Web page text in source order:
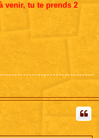
venir, tu te prends 2